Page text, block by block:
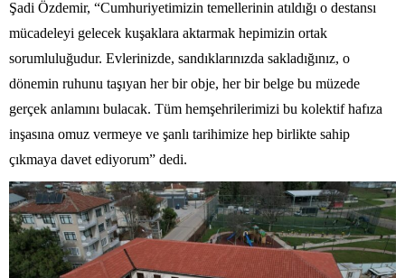
Şadi Özdemir, “Cumhuriyetimizin temellerinin atıldığı o destansı
mücadeleyi gelecek kuşaklara aktarmak hepimizin ortak
sorumluluğudur. Evlerinizde, sandıklarınızda sakladığınız, o
dönemin ruhunu taşıyan her bir obje, her bir belge bu müzede
gerçek anlamını bulacak. Tüm hemşehrilerimizi bu kolektif hafıza
inşasına omuz vermeye ve şanlı tarihimize hep birlikte sahip
çıkmaya davet ediyorum” dedi.